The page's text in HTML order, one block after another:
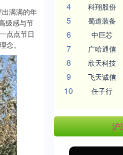
满满的年
级感与节
点点节日
念。
4 科翔股份
5 蜀道装备
6 中巨芯
7 广哈通信
8 欣天科技
9 飞天诚信
10 任子行
沪